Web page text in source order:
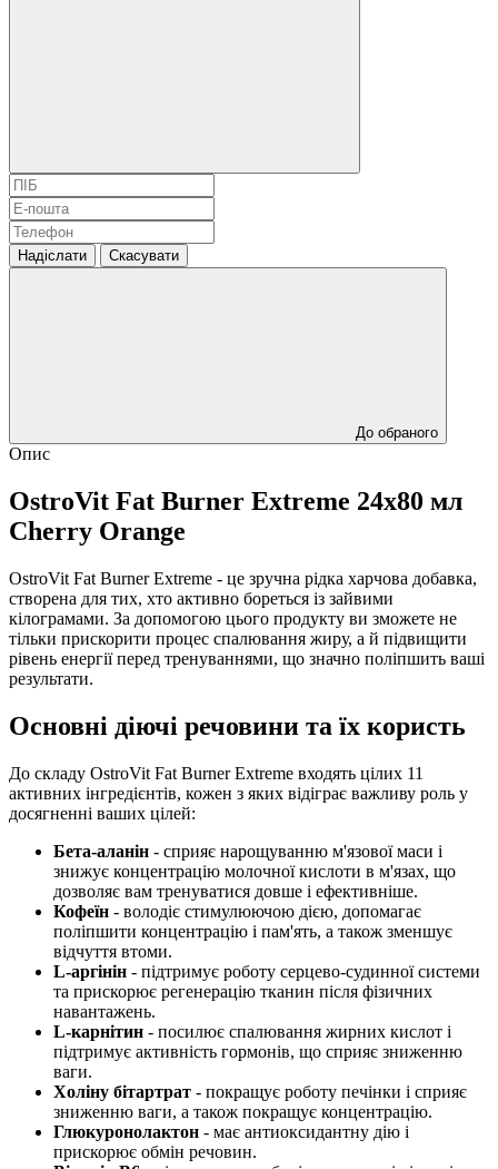
Надіслати Скасувати
До обраного
Опис
OstroVit Fat Burner Extreme 24х80 мл
Cherry Orange
OstroVit Fat Burner Extreme - це зручна рідка харчова добавка,
створена для тих, хто активно бореться із зайвими
кілограмами. За допомогою цього продукту ви зможете не
тільки прискорити процес спалювання жиру, а й підвищити
рівень енергії перед тренуваннями, що значно поліпшить ваші
результати.
Основні діючі речовини та їх користь
До складу OstroVit Fat Burner Extreme входять цілих 11
активних інгредієнтів, кожен з яких відіграє важливу роль у
досягненні ваших цілей:
Бета-аланін - сприяє нарощуванню м'язової маси і
знижує концентрацію молочної кислоти в м'язах, що
дозволяє вам тренуватися довше і ефективніше.
Кофеїн - володіє стимулюючою дією, допомагає
поліпшити концентрацію і пам'ять, а також зменшує
відчуття втоми.
L-аргінін - підтримує роботу серцево-судинної системи
та прискорює регенерацію тканин після фізичних
навантажень.
L-карнітин - посилює спалювання жирних кислот і
підтримує активність гормонів, що сприяє зниженню
ваги.
Холіну бітартрат - покращує роботу печінки і сприяє
зниженню ваги, а також покращує концентрацію.
Глюкуронолактон - має антиоксидантну дію і
прискорює обмін речовин.